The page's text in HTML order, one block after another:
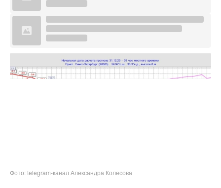
Фото: telegram-канал Александра Колесова